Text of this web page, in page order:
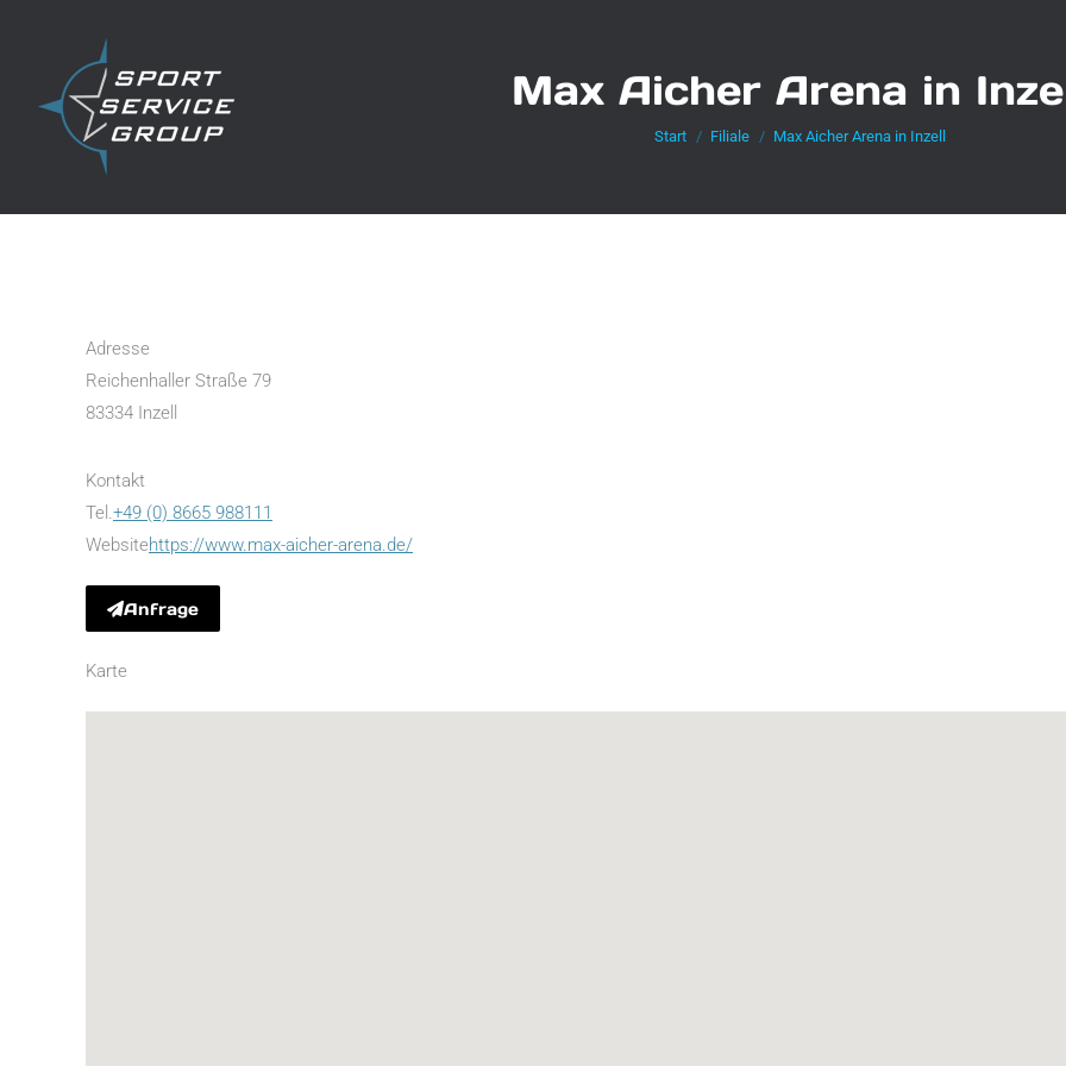
Max Aicher Arena in
Sie befinden sich hier:
Start Filiale Max Aicher Arena in Inzell
Adresse
Reichenhaller Straße 79
83334 Inzell
Kontakt
Tel.+49 (0) 8665 988111
Websitehttps://www.max-aicher-arena.de/
Anfrage
Karte